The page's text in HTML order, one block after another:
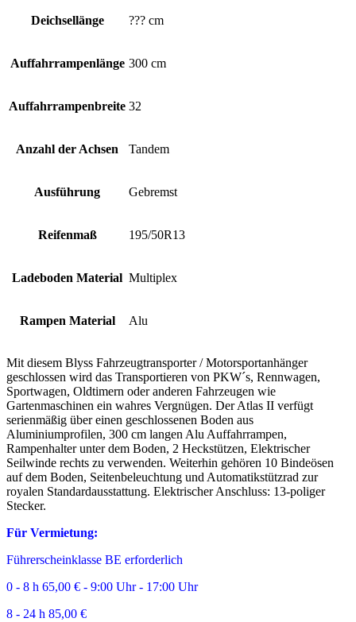
Deichsellänge ??? cm
Auffahrrampenlänge 300 cm
Auffahrrampenbreite 32
Anzahl der Achsen Tandem
Ausführung Gebremst
Reifenmaß 195/50R13
Ladeboden Material Multiplex
Rampen Material Alu
Mit diesem Blyss Fahrzeugtransporter / Motorsportanhänger
geschlossen wird das Transportieren von PKW´s, Rennwagen,
Sportwagen, Oldtimern oder anderen Fahrzeugen wie
Gartenmaschinen ein wahres Vergnügen. Der Atlas II verfügt
serienmäßig über einen geschlossenen Boden aus
Aluminiumprofilen, 300 cm langen Alu Auffahrrampen,
Rampenhalter unter dem Boden, 2 Heckstützen, Elektrischer
Seilwinde rechts zu verwenden. Weiterhin gehören 10 Bindeösen
auf dem Boden, Seitenbeleuchtung und Automatikstützrad zur
royalen Standardausstattung. Elektrischer Anschluss: 13-poliger
Stecker.
Für Vermietung:
Führerscheinklasse BE erforderlich
0 - 8 h 65,00 € - 9:00 Uhr - 17:00 Uhr
8 - 24 h 85,00 €